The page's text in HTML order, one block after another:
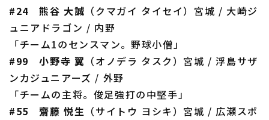
#24 熊谷 大誠 （クマガイ タイセイ）宮城 / 大崎ジ
ュニアドラゴン / 内野
「チーム1のセンスマン。野球小僧」
#99 小野寺 翼 （オノデラ タスク）宮城 / 浮島サザ
ンカジュニアーズ / 外野
「チームの主将。俊足強打の中堅手」
#55 齋藤 悦生 （サイトウ ヨシキ）宮城 / 広瀬スポ